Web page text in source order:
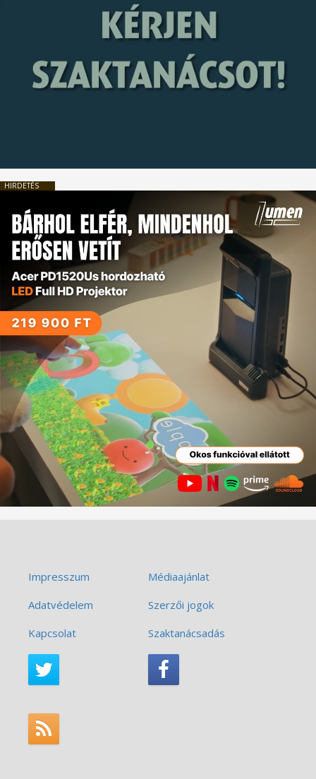
HIRDETÉS
Impresszum
Médiaajánlat
Adatvédelem
Szerzői jogok
Kapcsolat
Szaktanácsadás